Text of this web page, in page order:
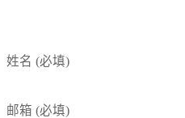
姓名 (必填)
邮箱 (必填)